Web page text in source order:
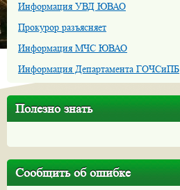
Информация УВД ЮВАО
Прокурор разъясняет
Информация МЧС ЮВАО
Информация Департамента ГОЧСиПБ
Полезно знать
Сообщить об ошибке